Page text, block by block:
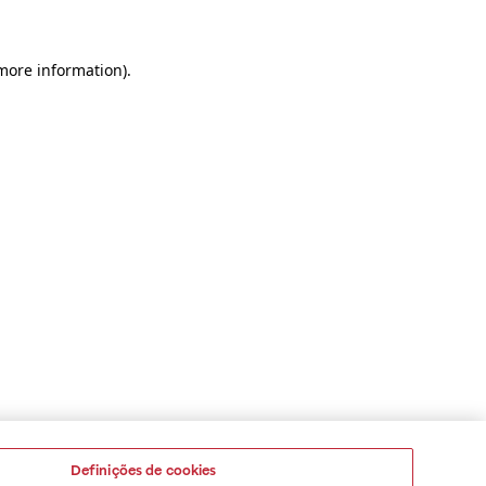
information).
Definições de cookies